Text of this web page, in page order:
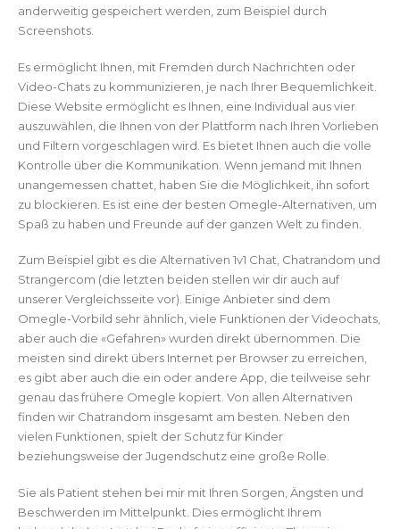
anderweitig gespeichert werden, zum Beispiel durch
Screenshots.
Es ermöglicht Ihnen, mit Fremden durch Nachrichten oder
Video-Chats zu kommunizieren, je nach Ihrer Bequemlichkeit.
Diese Website ermöglicht es Ihnen, eine Individual aus vier
auszuwählen, die Ihnen von der Plattform nach Ihren Vorlieben
und Filtern vorgeschlagen wird. Es bietet Ihnen auch die volle
Kontrolle über die Kommunikation. Wenn jemand mit Ihnen
unangemessen chattet, haben Sie die Möglichkeit, ihn sofort
zu blockieren. Es ist eine der besten Omegle-Alternativen, um
Spaß zu haben und Freunde auf der ganzen Welt zu finden.
Zum Beispiel gibt es die Alternativen 1v1 Chat, Chatrandom und
Strangercom (die letzten beiden stellen wir dir auch auf
unserer Vergleichsseite vor). Einige Anbieter sind dem
Omegle-Vorbild sehr ähnlich, viele Funktionen der Videochats,
aber auch die «Gefahren» wurden direkt übernommen. Die
meisten sind direkt übers Internet per Browser zu erreichen,
es gibt aber auch die ein oder andere App, die teilweise sehr
genau das frühere Omegle kopiert. Von allen Alternativen
finden wir Chatrandom insgesamt am besten. Neben den
vielen Funktionen, spielt der Schutz für Kinder
beziehungsweise der Jugendschutz eine große Rolle.
Sie als Patient stehen bei mir mit Ihren Sorgen, Ängsten und
Beschwerden im Mittelpunkt. Dies ermöglicht Ihrem